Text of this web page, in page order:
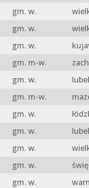
gm. w.
gm. w.
gm. w.
gm. m-w.
gm. w.
gm. m-w.
gm. w.
gm. w.
gm. w.
gm. w.
gm. w.